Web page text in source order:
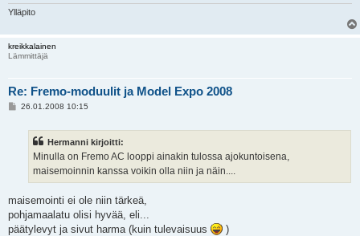
Ylläpito
kreikkalainen
Lämmittäjä
Re: Fremo-moduulit ja Model Expo 2008
V26.01.2008 10:15
Hermanni kirjoitti:
Minulla on Fremo AC looppi ainakin tulossa ajokuntoisena,
maisemoinnin kanssa voikin olla niin ja näin....
maisemointi ei ole niin tärkeä,
pohjamaalatu olisi hyvää, eli...
päätylevyt ja sivut harma (kuin tulevaisuus
)